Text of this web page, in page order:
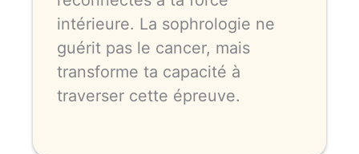
intérieure. La sophrologie ne
guérit pas le cancer, mais
transforme ta capacité à
traverser cette épreuve.